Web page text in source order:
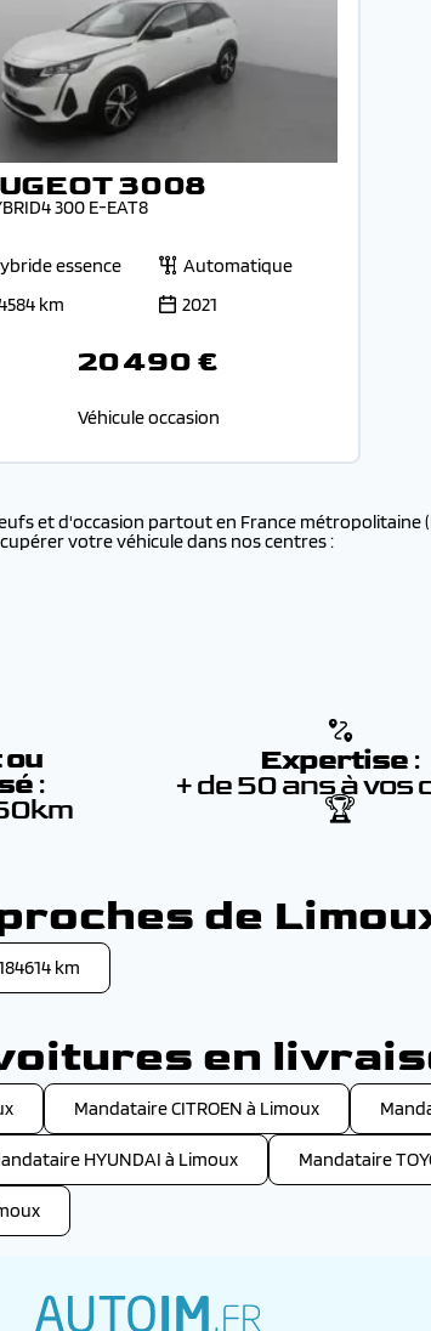
3008
300 E-EAT8
essence
Automatique
km
2021
20 490 €
Véhicule occasion
et d'occasion partout en France métropolitaine
votre véhicule dans nos centres :
:
Expertise :
+ de 50 ans à vos
🏆
de
km
en
Mandataire CITROEN à Limoux
HYUNDAI à Limoux Mandataire